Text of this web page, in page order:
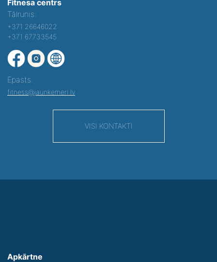
Fitnesa centrs
Tālrunis:
+371 26646022
+371 67733545
Epasts:
fitness@jaunkemeri.lv
VISI KONTAKTI
Apkārtne